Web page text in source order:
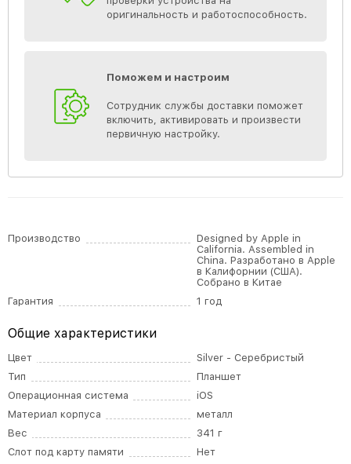
оригинальность и работоспособность.
Поможем и настроим
Сотрудник службы доставки поможет
включить, активировать и произвести
первичную настройку.
Производство
Designed by Apple in
California. Assembled in
China. Разработано в Apple
в Калифорнии (США).
Собрано в Китае
Гарантия
1 год
Общие характеристики
Цвет
Silver - Серебристый
Тип
Планшет
Операционная система
iOS
Материал корпуса
металл
Вес
341 г
Слот под карту памяти
Нет